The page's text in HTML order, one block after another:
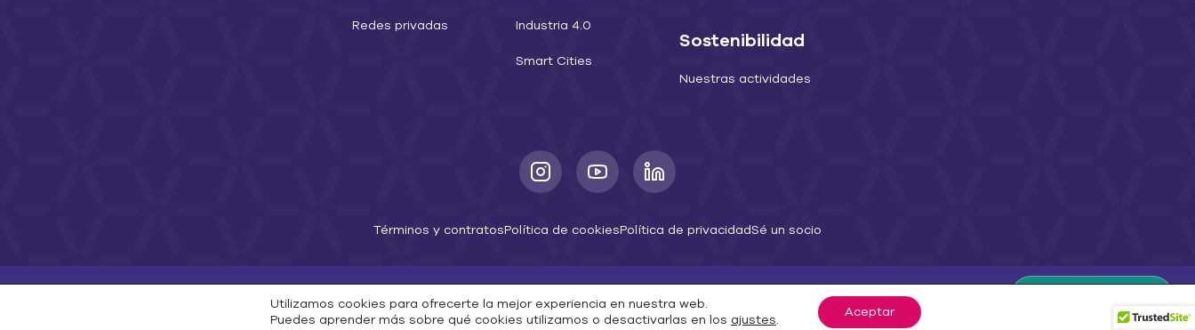
Redes privadas Industria 4.0
Smart Cities
Sostenibilidad
Nuestras actividades
Términos y contratosPolítica de cookiesPolítica de privacidadSé un socio
Conectando el futuro con tecnología e inteligencia
Utilizamos cookies para ofrecerte la mejor experiencia en nuestra web.
Puedes aprender más sobre qué cookies utilizamos o desactivarlas en los ajustes. Aceptar